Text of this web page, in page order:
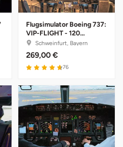
Flugsimulator Boeing 737:
VIP-FLIGHT - 120
Minuten
Schweinfurt, Bayern
269,00 €
76